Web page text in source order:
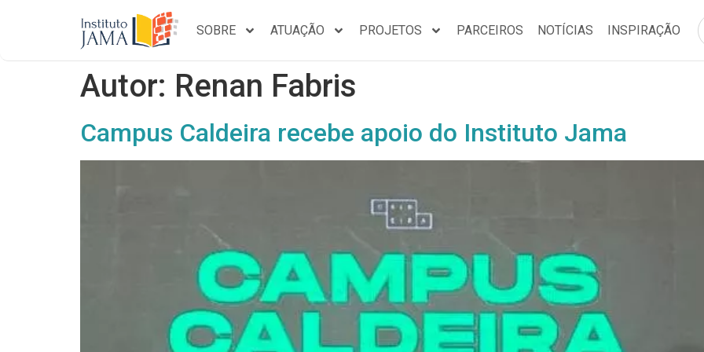
SOBRE ATUAÇÃO PROJETOS PARCEIROS NOTÍCIAS INSPIRAÇÃO
Autor: Renan Fabris
Campus Caldeira recebe apoio do Instituto Jama